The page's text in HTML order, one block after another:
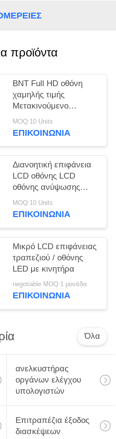
προϊόντα
BNT Full HD οθόνη
χαμηλής τιμής
Μετακινούμενο
ανασυρόμενο
ανελκυστήρα οθόνης
συνεδριάσεων
MOQ:10 Units
ΕΠΙΚΟΙΝΩΝΊΑ
Διανοητική επιφάνεια
LCD οθόνης LCD
οθόνης ανύψωσης
γρήγορης ανύψωσης
ενσωματωμένο
MOQ:10 Units
ΕΠΙΚΟΙΝΩΝΊΑ
Μικρό LCD επιφάνειας
τραπεζιού / οθόνης
LED με κινητήρα
negotiable MOQ:1 μονάδα
ΕΠΙΚΟΙΝΩΝΊΑ
Όλα
ανελκυστήρας
οργάνων ελέγχου
υπολογιστών
Επιτραπέζια έξοδος
διασκέψεων